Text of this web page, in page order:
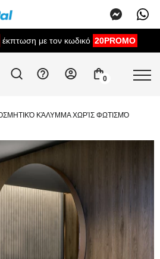
έκπτωση με τον κωδικό 20PROMO
0
ΚΆΛΥΜΜΑ ΧΩΡΊΣ ΦΩΤΙΣΜΌ